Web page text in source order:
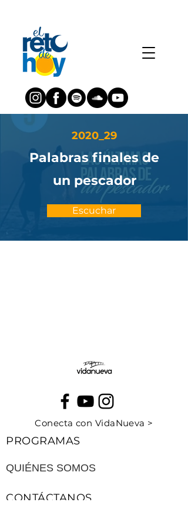
2020_29
Palabras finales de
un pescador
Escuchar
Conecta con VidaNueva >
PROGRAMAS
QUIÉNES SOMOS
CONTÁCTANOS